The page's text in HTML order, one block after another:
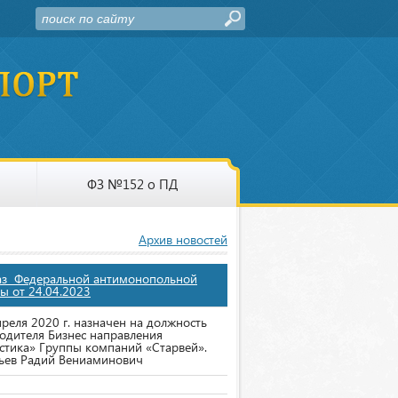
ФЗ №152 о ПД
Архив новостей
Федеральной антимонопольной
от 24.04.2023
2020 г. назначен на должность
Бизнес направления
Группы компаний «Старвей».
Радий Вениаминович